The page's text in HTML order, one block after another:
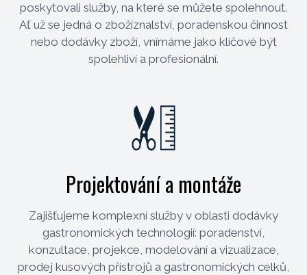
poskytovali služby, na které se můžete spolehnout.
Ať už se jedná o zbožíznalství, poradenskou činnost
nebo dodávky zboží, vnímáme jako klíčové být
spolehliví a profesionální.
Projektování a montáže
Zajišťujeme komplexní služby v oblasti dodávky
gastronomických technologií: poradenství,
konzultace, projekce, modelování a vizualizace,
prodej kusových přístrojů a gastronomických celků,